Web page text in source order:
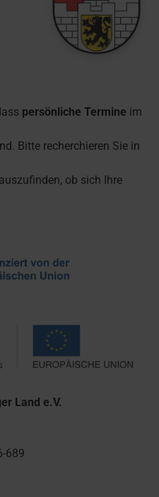
persönliche Termine im
Bitte recherchieren Sie in
ob sich Ihre
Land e.V.
689